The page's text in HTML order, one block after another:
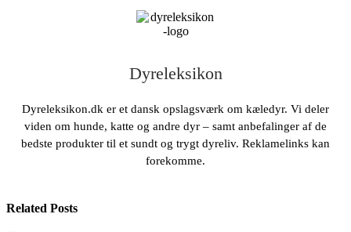
Dyreleksikon
Dyreleksikon.dk er et dansk opslagsværk om kæledyr. Vi deler
viden om hunde, katte og andre dyr – samt anbefalinger af de
bedste produkter til et sundt og trygt dyreliv. Reklamelinks kan
forekomme.
Related Posts